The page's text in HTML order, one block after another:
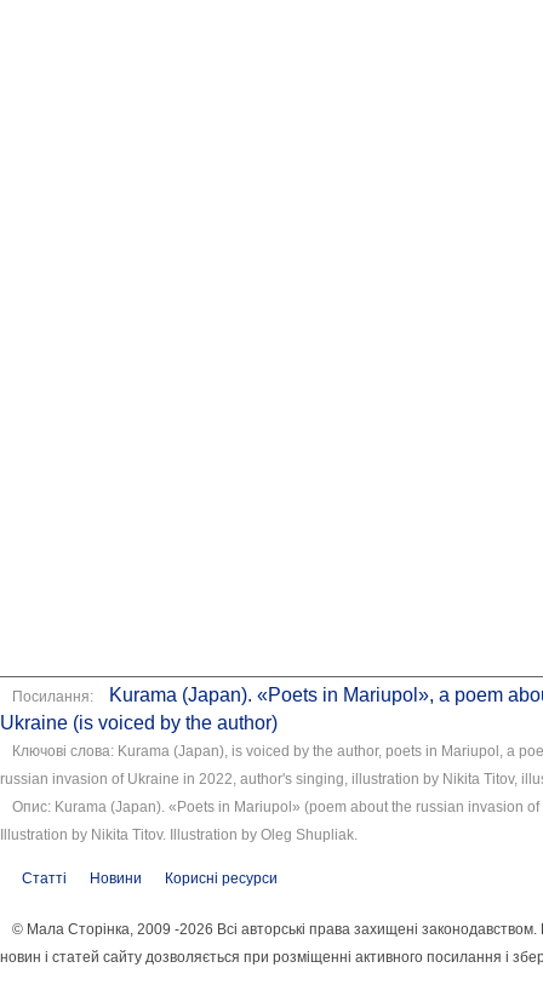
Посилання:
Kurama (Japan). «Poets in Mariupol», a poem
Ukraine (is voiced by the author)
Ключові слова: Kurama (Japan), is voiced by the author, poets in Mariupol, a
russian invasion of Ukraine in 2022, author's singing, illustration by Nikita Titov,
Опис: Kurama (Japan). «Poets in Mariupol» (poem about the russian invasion
Illustration by Nikita Titov. Illustration by Oleg Shupliak.
Статті Новини Корисні ресурси
© Мала Сторінка, 2009 -2026 Всі авторські права захищені
новин і статей сайту дозволяється при розміщенні активного посилання і